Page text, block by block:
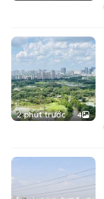
2 phút trước 4